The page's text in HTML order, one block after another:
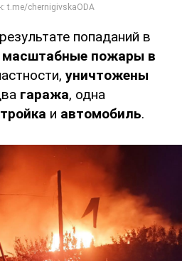
попаданий в
масштабные пожары в
уничтожены
гаража, одна
и автомобиль.